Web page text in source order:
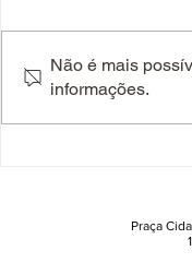
Um soutien
Não é mais
informações.
Praça